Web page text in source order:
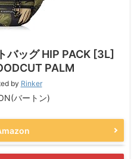
バッグ HIP PACK [3L]
PALM
by Rinker
バートン)